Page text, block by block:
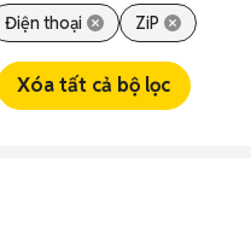
Điện thoại ZiP
Xóa tất cả bộ lọc